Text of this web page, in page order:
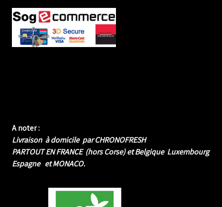
A noter :
Livraison à domicile par CHRONOFRESH
PARTOUT EN FRANCE (hors Corse) et Belgique Luxembourg
Espagne et MONACO.